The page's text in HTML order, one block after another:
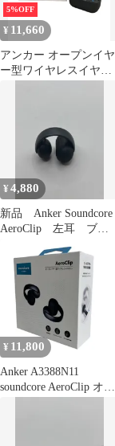
5%OFF
¥ 11,660
アンカー オープンイヤ
ー型ワイヤレスイヤホ
¥4,880
新品 Anker Soundcore
AeroClip 左耳 ブラ
¥ 11,800
Anker A3388N11
soundcore AeroClip オー